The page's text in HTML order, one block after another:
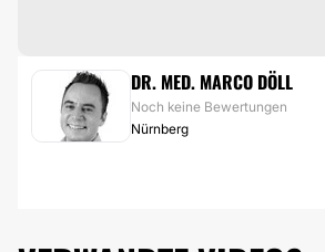
FETTABSAUGUNG DR. MED. MARCO DÖLL
Noch keine Bewertungen
Nürnberg